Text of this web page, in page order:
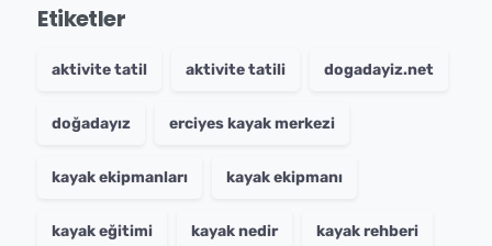
Etiketler
aktivite tatil aktivite tatili dogadayiz.net
doğadayız erciyes kayak merkezi
kayak ekipmanları kayak ekipmanı
kayak eğitimi kayak nedir kayak rehberi